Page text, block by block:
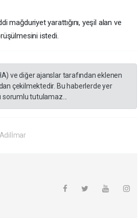
mağduriyet yarattığını, yeşil alan ve
istedi.
ve diğer ajanslar tarafından eklenen
çekilmektedir. Bu haberlerde yer
tutulamaz...